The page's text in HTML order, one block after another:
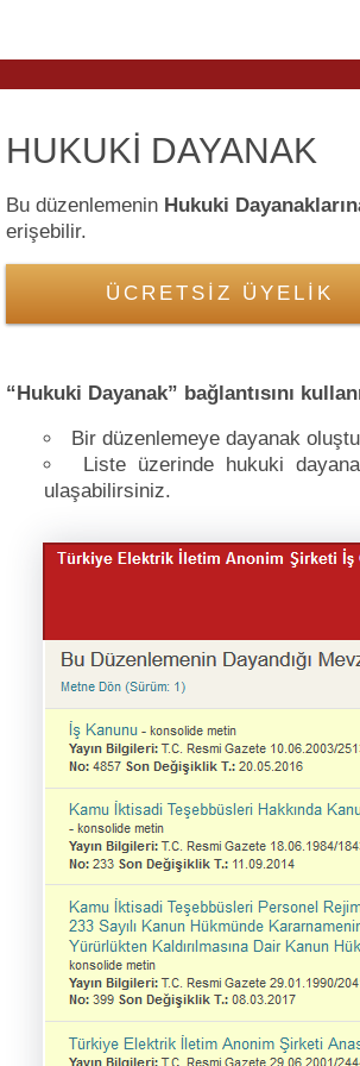
HUKUKİ DAYANAK
Bu düzenlemenin Hukuki
erişebilir.
ÜCRETSİZ ÜYELİK
“Hukuki Dayanak” bağlantısını
Bir düzenlemeye dayanak
Liste üzerinde hukuki
ulaşabilirsiniz.